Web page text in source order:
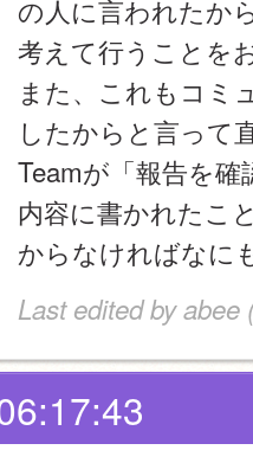
の人に言われたか
考えて行うことを
また、これもコミ
したからと言って
Teamが「報告を
内容に書かれたこ
からなければなに
Last edited by abee